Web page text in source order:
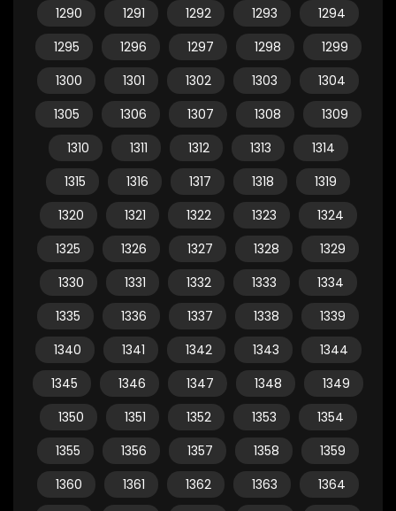
1290
1291 1292 1293
1294
1295
1296 1297 1298
1299
1300
1301 1302 1303
1304
1305
1306 1307 1308
1309
1310
1311 1312 1313
1314
1315
1316 1317 1318
1319
1320
1321 1322 1323
1324
1325
1326 1327 1328
1329
1330
1331 1332 1333
1334
1335
1336 1337 1338
1339
1340
1341 1342 1343
1344
1345
1346 1347 1348
1349
1350
1351 1352 1353
1354
1355
1356 1357 1358
1359
1360
1361 1362 1363
1364